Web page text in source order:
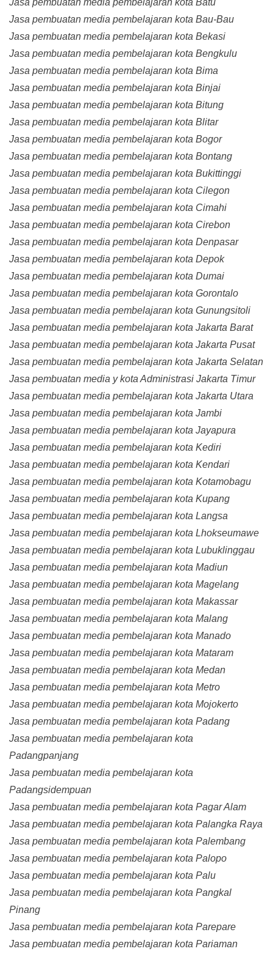
Jasa pembuatan media pembelajaran kota Batu
Jasa pembuatan media pembelajaran kota Bau-Bau
Jasa pembuatan media pembelajaran kota Bekasi
Jasa pembuatan media pembelajaran kota Bengkulu
Jasa pembuatan media pembelajaran kota Bima
Jasa pembuatan media pembelajaran kota Binjai
Jasa pembuatan media pembelajaran kota Bitung
Jasa pembuatan media pembelajaran kota Blitar
Jasa pembuatan media pembelajaran kota Bogor
Jasa pembuatan media pembelajaran kota Bontang
Jasa pembuatan media pembelajaran kota Bukittinggi
Jasa pembuatan media pembelajaran kota Cilegon
Jasa pembuatan media pembelajaran kota Cimahi
Jasa pembuatan media pembelajaran kota Cirebon
Jasa pembuatan media pembelajaran kota Denpasar
Jasa pembuatan media pembelajaran kota Depok
Jasa pembuatan media pembelajaran kota Dumai
Jasa pembuatan media pembelajaran kota Gorontalo
Jasa pembuatan media pembelajaran kota Gunungsitoli
Jasa pembuatan media pembelajaran kota Jakarta Barat
Jasa pembuatan media pembelajaran kota Jakarta Pusat
Jasa pembuatan media pembelajaran kota Jakarta Selatan
Jasa pembuatan media y kota Administrasi Jakarta Timur
Jasa pembuatan media pembelajaran kota Jakarta Utara
Jasa pembuatan media pembelajaran kota Jambi
Jasa pembuatan media pembelajaran kota Jayapura
Jasa pembuatan media pembelajaran kota Kediri
Jasa pembuatan media pembelajaran kota Kendari
Jasa pembuatan media pembelajaran kota Kotamobagu
Jasa pembuatan media pembelajaran kota Kupang
Jasa pembuatan media pembelajaran kota Langsa
Jasa pembuatan media pembelajaran kota Lhokseumawe
Jasa pembuatan media pembelajaran kota Lubuklinggau
Jasa pembuatan media pembelajaran kota Madiun
Jasa pembuatan media pembelajaran kota Magelang
Jasa pembuatan media pembelajaran kota Makassar
Jasa pembuatan media pembelajaran kota Malang
Jasa pembuatan media pembelajaran kota Manado
Jasa pembuatan media pembelajaran kota Mataram
Jasa pembuatan media pembelajaran kota Medan
Jasa pembuatan media pembelajaran kota Metro
Jasa pembuatan media pembelajaran kota Mojokerto
Jasa pembuatan media pembelajaran kota Padang
Jasa pembuatan media pembelajaran kota
Padangpanjang
Jasa pembuatan media pembelajaran kota
Padangsidempuan
Jasa pembuatan media pembelajaran kota Pagar Alam
Jasa pembuatan media pembelajaran kota Palangka Raya
Jasa pembuatan media pembelajaran kota Palembang
Jasa pembuatan media pembelajaran kota Palopo
Jasa pembuatan media pembelajaran kota Palu
Jasa pembuatan media pembelajaran kota Pangkal
Pinang
Jasa pembuatan media pembelajaran kota Parepare
Jasa pembuatan media pembelajaran kota Pariaman